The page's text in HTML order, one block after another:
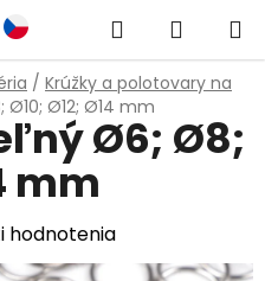
Hľadať
KOŠÍK
/ Krúžky a polotovary na
Ø12; Ø14 mm
Ø6; Ø8;
mm
hodnotenia